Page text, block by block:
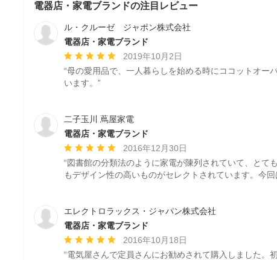
電器店・家電ブランドの注目レビュー
ル・クルーゼ ジャポン株式会社
電器店・家電ブランド
平
均
評
つ
星
中
星
5
2019年10月2日
“母の愛用品で、一人暮らしを始める時にココットオ
います。”
二子玉川 蔦屋家電
電器店・家電ブランド
平
均
評
つ
星
中
星
5
2016年12月30日
“図書館の分類法のように家電が陳列されていて、と
もデザイン性の高いものがセレクトされています。今
エレクトロラックス・ジャパン株式会社
電器店・家電ブランド
平
均
2016年10月18日
“電気屋さんで定員さんにお勧めされて購入しました